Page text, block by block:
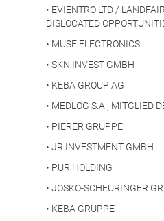
• EVIENTRO LTD /
DISLOCATED
• MUSE ELECTRONICS
• SKN INVEST GMBH
• KEBA GROUP AG
• MEDLOG S.A., MITGLIED
• PIERER GRUPPE
• JR INVESTMENT GMBH
• PUR HOLDING
• JOSKO-SCHEURINGER
• KEBA GRUPPE